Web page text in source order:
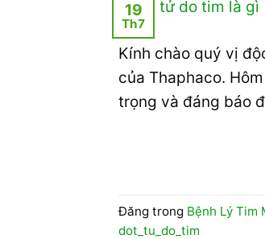
19
Th7
Kính chào quý vị
của Thaphaco.
trọng và đáng báo
Đăng trong Bệnh Lý Tim
dot_tu_do_tim